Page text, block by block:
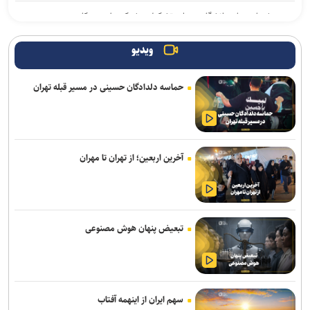
پیشنهاد جهاد دانشگاهی برای تشکیل «شبکه ملی همکاری» در مدیریت
تقابل «عقل ابزاری» و «خرد حکمی» در مکتب اهل‌بیت (ع)/ از جنایات
غزه تا درس‌های عاشورا
عضو هیئت علمی دانشگاه آزاد: اصلاح حکمرانی آموزشی مهم‌ترین
پیش‌نیاز تحول در آموزش عالی است
امروز؛ آخرین مهلت نام‌نویسی در آزمون «ارزیابی علمی دانشجویان
پزشکی، دندانپزشکی و داروسازی خارج از کشور»
وارونگی قواعد روزمره یا آشکار شدن ظرفیت‌های فراموش‌شده !
فراخوان دومین جشنواره انیمیشن کوتاه دانشجویی پویان منتشر شد/
مهلت ارسال آثار تا ۳۰ مهر ۱۴۰۵
راهکارهای علمی مقابله با اضطراب در شرایط جنگی از زبان استاد تمام
رشته روانشناسی بالینی
ویدیو
حماسه دلدادگان حسینی در مسیر قبله تهران
آخرین اربعین؛ از تهران تا مهران
تبعیض پنهان هوش مصنوعی
سهم ایران از اینهمه آفتاب